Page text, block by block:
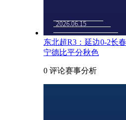
东北超R3：延边0-2长
宁德比平分秋色
0 评论赛事分析